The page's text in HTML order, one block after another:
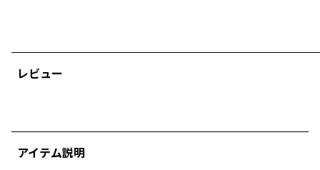
レビュー
アイテム説明